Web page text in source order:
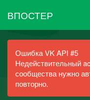
ВПОСТЕР
Ошибка VK API #5
Недействительный
сообщества нужно
повторно.